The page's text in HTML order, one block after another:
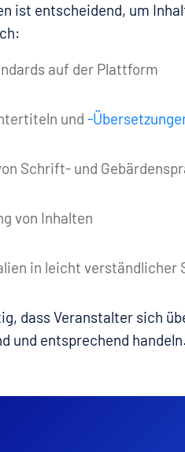
ist entscheidend, um
auf der Plattform
und -
Schrift- und
von Inhalten
in leicht verständlicher
dass Veranstalter sich
und entsprechend handeln.